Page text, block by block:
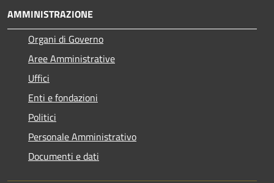
AMMINISTRAZIONE
Organi di Governo
Aree Amministrative
Uffici
Enti e fondazioni
Politici
Personale Amministrativo
Documenti e dati